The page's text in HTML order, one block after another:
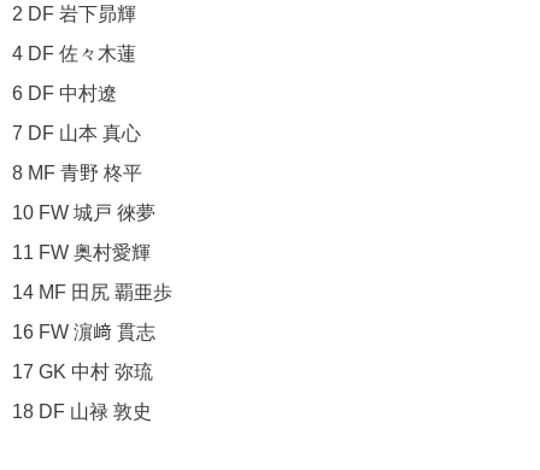
2 DF 岩下昴輝
4 DF 佐々木蓮
6 DF 中村遼
7 DF 山本 真心
8 MF 青野 柊平
10 FW 城戸 徠夢
11 FW 奥村愛輝
14 MF 田尻 覇亜歩
16 FW 濵﨑 貫志
17 GK 中村 弥琉
18 DF 山禄 敦史